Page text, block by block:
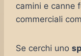
camini e canne
commerciali
Se cerchi uno